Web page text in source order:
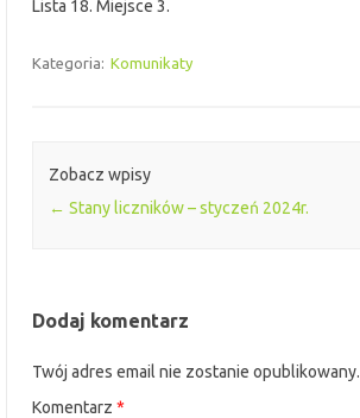
Lista 18. Miejsce 3.
Kategoria: Komunikaty
Zobacz wpisy
← Stany liczników – styczeń 2024r.
Dodaj komentarz
Twój adres email nie zostanie opublikowany.
Komentarz *